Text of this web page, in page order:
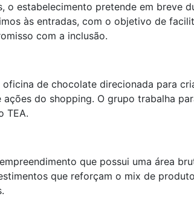
o estabelecimento pretende em breve
às entradas, com o objetivo de
com a inclusão.
de chocolate direcionada para
do shopping. O grupo trabalha
TEA.
que possui uma área
que reforçam o mix de